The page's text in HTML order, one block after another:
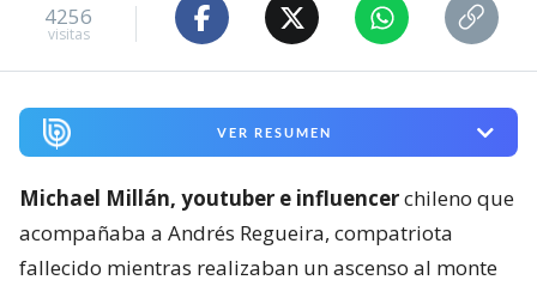
4256
visitas
VER RESUMEN
Michael Millán, youtuber e influencerchileno que
acompañaba a Andrés Regueira, compatriota
fallecido mientras realizaban un ascenso al monte